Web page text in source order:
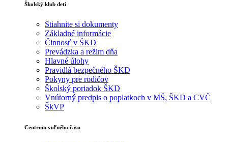
Školský klub deti
Stiahnite si dokumenty
Základné informácie
Činnosť v ŠKD
Prevádzka a režim dňa
Hlavné úlohy
Pravidlá bezpečného ŠKD
Pokyny pre rodičov
Školský poriadok ŠKD
Vnútorný predpis o poplatkoch v MŠ, ŠKD a CVČ
ŠkVP
Centrum voľného času